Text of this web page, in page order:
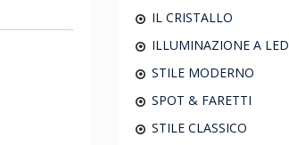
IL CRISTALLO
ILLUMINAZIONE A LED
STILE MODERNO
SPOT & FARETTI
STILE CLASSICO